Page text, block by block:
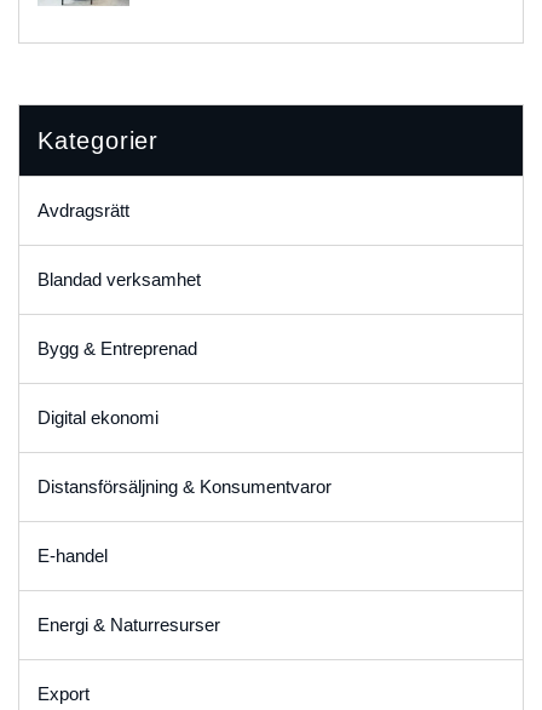
Kategorier
Avdragsrätt
Blandad verksamhet
Bygg & Entreprenad
Digital ekonomi
Distansförsäljning & Konsumentvaror
E-handel
Energi & Naturresurser
Export